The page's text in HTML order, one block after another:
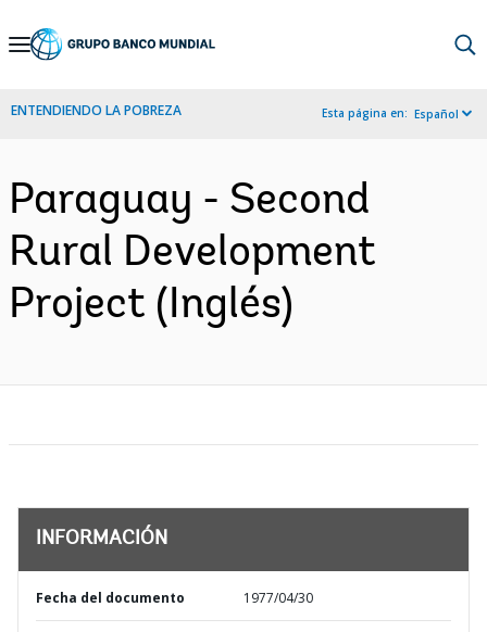
Skip
Navigation
ENTENDIENDO LA POBREZA Esta página en: Español
Paraguay - Second
Rural Development
Project (Inglés)
INFORMACIÓN
Fecha del documento 1977/04/30